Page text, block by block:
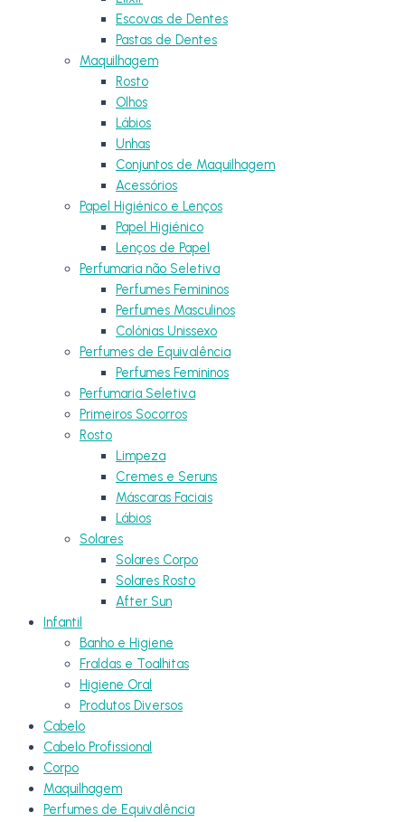
Escovas de Dentes
Pastas de Dentes
Maquilhagem
Rosto
Olhos
Lábios
Unhas
Conjuntos de Maquilhagem
Acessórios
Papel Higiénico e Lenços
Papel Higiénico
Lenços de Papel
Perfumaria não Seletiva
Perfumes Femininos
Perfumes Masculinos
Colónias Unissexo
Perfumes de Equivalência
Perfumes Femininos
Perfumaria Seletiva
Primeiros Socorros
Rosto
Limpeza
Cremes e Seruns
Máscaras Faciais
Lábios
Solares
Solares Corpo
Solares Rosto
After Sun
Infantil
Banho e Higiene
Fraldas e Toalhitas
Higiene Oral
Produtos Diversos
Cabelo
Cabelo Profissional
Corpo
Maquilhagem
Perfumes de Equivalência